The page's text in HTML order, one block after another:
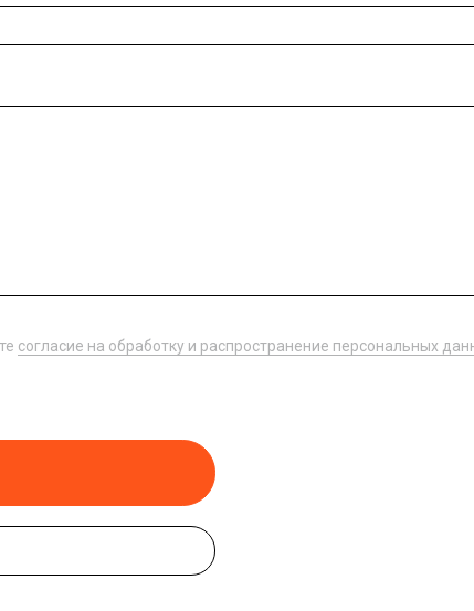
согласие на обработку и распространение персональных